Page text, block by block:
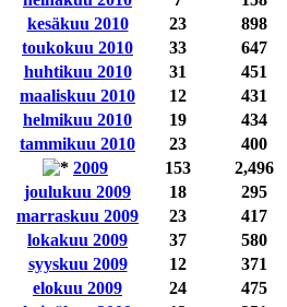
kesäkuu 2010
23 898
toukokuu 2010
33 647
huhtikuu 2010
31 451
maaliskuu 2010
12 431
helmikuu 2010
19 434
tammikuu 2010
23 400
2009
153 2,496
joulukuu 2009
18 295
marraskuu 2009
23 417
lokakuu 2009
37 580
syyskuu 2009
12 371
elokuu 2009
24 475